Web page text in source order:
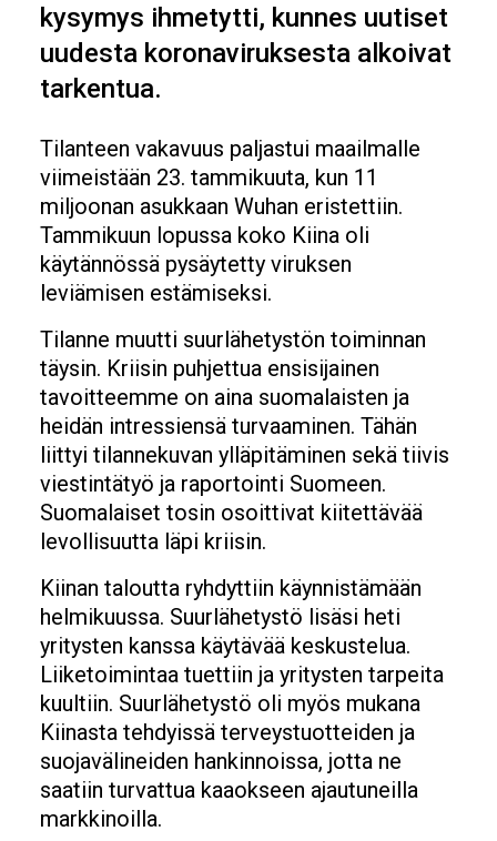
kysymys ihmetytti, kunnes uutiset
uudesta koronaviruksesta alkoivat
tarkentua.
Tilanteen vakavuus paljastui maailmalle
viimeistään 23. tammikuuta, kun 11
miljoonan asukkaan Wuhan eristettiin.
Tammikuun lopussa koko Kiina oli
käytännössä pysäytetty viruksen
leviämisen estämiseksi.
Tilanne muutti suurlähetystön toiminnan
täysin. Kriisin puhjettua ensisijainen
tavoitteemme on aina suomalaisten ja
heidän intressiensä turvaaminen. Tähän
liittyi tilannekuvan ylläpitäminen sekä tiivis
viestintätyö ja raportointi Suomeen.
Suomalaiset tosin osoittivat kiitettävää
levollisuutta läpi kriisin.
Kiinan taloutta ryhdyttiin käynnistämään
helmikuussa. Suurlähetystö lisäsi heti
yritysten kanssa käytävää keskustelua.
Liiketoimintaa tuettiin ja yritysten tarpeita
kuultiin. Suurlähetystö oli myös mukana
Kiinasta tehdyissä terveystuotteiden ja
suojavälineiden hankinnoissa, jotta ne
saatiin turvattua kaaokseen ajautuneilla
markkinoilla.